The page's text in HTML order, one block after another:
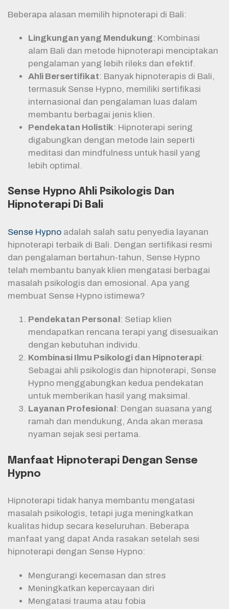
Beberapa alasan memilih hipnoterapi di Bali:
Lingkungan yang Mendukung: Kombinasi
alam Bali dan metode hipnoterapi menciptakan
pengalaman yang lebih rileks dan efektif.
Ahli Bersertifikat: Banyak hipnoterapis di Bali,
termasuk Sense Hypno, memiliki sertifikasi
internasional dan pengalaman luas dalam
membantu berbagai jenis klien.
Pendekatan Holistik: Hipnoterapi sering
digabungkan dengan metode lain seperti
meditasi dan mindfulness untuk hasil yang
lebih optimal.
Sense Hypno Ahli Psikologis Dan
Hipnoterapi Di Bali
Sense Hypno adalah salah satu penyedia layanan
hipnoterapi terbaik di Bali. Dengan sertifikasi resmi
dan pengalaman bertahun-tahun, Sense Hypno
telah membantu banyak klien mengatasi berbagai
masalah psikologis dan emosional. Apa yang
membuat Sense Hypno istimewa?
Pendekatan Personal : Setiap klien
mendapatkan rencana terapi yang disesuaikan
dengan kebutuhan individu.
Kombinasi Ilmu Psikologi dan Hipnoterapi:
Sebagai ahli psikologis dan hipnoterapi, Sense
Hypno menggabungkan kedua pendekatan
untuk memberikan hasil yang maksimal.
Layanan Profesional : Dengan suasana yang
ramah dan mendukung, Anda akan merasa
nyaman sejak sesi pertama.
Manfaat Hipnoterapi Dengan Sense
Hypno
Hipnoterapi tidak hanya membantu mengatasi
masalah psikologis, tetapi juga meningkatkan
kualitas hidup secara keseluruhan. Beberapa
manfaat yang dapat Anda rasakan setelah sesi
hipnoterapi dengan Sense Hypno:
Mengurangi kecemasan dan stres
Meningkatkan kepercayaan diri
Mengatasi trauma atau fobia